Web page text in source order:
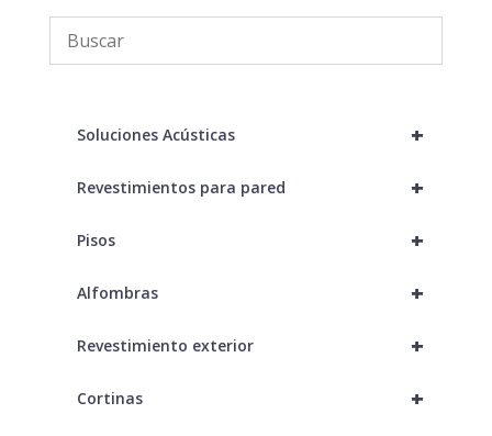
+
Soluciones Acústicas
+
Revestimientos para pared
+
Pisos
+
Alfombras
+
Revestimiento exterior
+
Cortinas